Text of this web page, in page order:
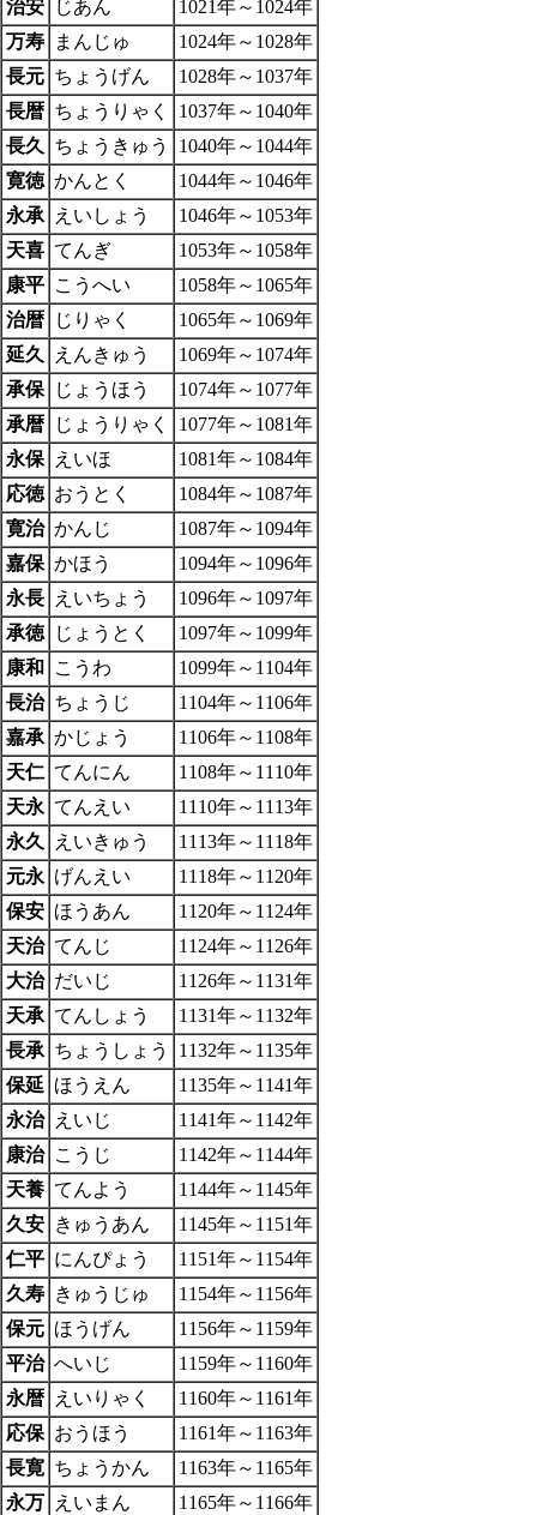
治安 じあん
1021年～1024年
万寿
まんじゅ
1024年～1028年
長元 ちょうげん
1028年～1037年
長暦 ちょうりゃく
1037年～1040年
長久
ちょうきゅう
1040年～1044年
寛徳 かんとく
1044年～1046年
永承
えいしょう
1046年～1053年
天喜 てんぎ
1053年～1058年
康平 こうへい
1058年～1065年
治暦
じりゃく
1065年～1069年
延久
えんきゅう
1069年～1074年
承保
じょうほう
1074年～1077年
承暦
じょうりゃく
1077年～1081年
永保
えいほ
1081年～1084年
応徳 おうとく
1084年～1087年
寛治 かんじ
1087年～1094年
嘉保 かほう
1094年～1096年
永長
えいちょう
1096年～1097年
承徳
じょうとく
1097年～1099年
康和
こうわ
1099年～1104年
長治 ちょうじ
1104年～1106年
嘉承 かじょう
1106年～1108年
天仁 てんにん
1108年～1110年
天永 てんえい
1110年～1113年
永久
えいきゅう
1113年～1118年
元永 げんえい
1118年～1120年
保安 ほうあん
1120年～1124年
天治 てんじ
1124年～1126年
大治 だいじ
1126年～1131年
天承 てんしょう
1131年～1132年
長承 ちょうしょう
1132年～1135年
保延 ほうえん
1135年～1141年
永治
えいじ
1141年～1142年
康治 こうじ
1142年～1144年
天養 てんよう
1144年～1145年
久安 きゅうあん
1145年～1151年
仁平 にんぴょう
1151年～1154年
久寿 きゅうじゅ
1154年～1156年
保元 ほうげん
1156年～1159年
平治 へいじ
1159年～1160年
永暦
えいりゃく
1160年～1161年
応保 おうほう
1161年～1163年
長寛 ちょうかん
1163年～1165年
永万
えいまん
1165年～1166年